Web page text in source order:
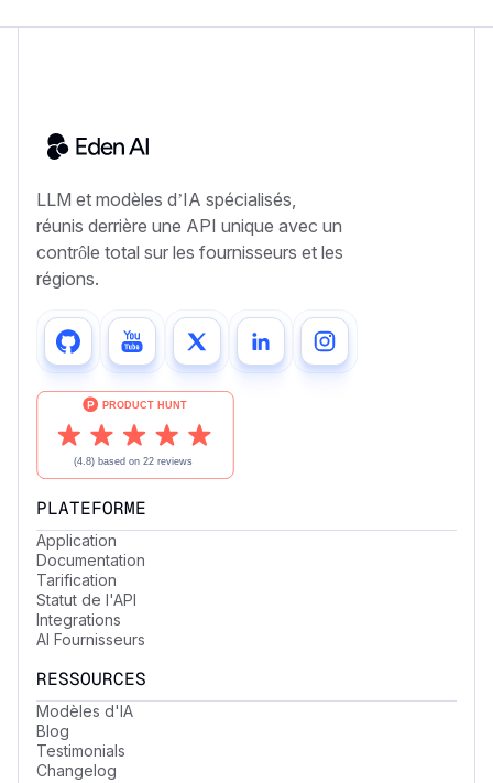
LLM et modèles d’IA spécialisés,
réunis derrière une API unique avec un
contrôle total sur les fournisseurs et les
régions.
PLATEFORME
Application
Documentation
Tarification
Statut de l'API
Integrations
AI Fournisseurs
RESSOURCES
Modèles d'IA
Blog
Testimonials
Changelog